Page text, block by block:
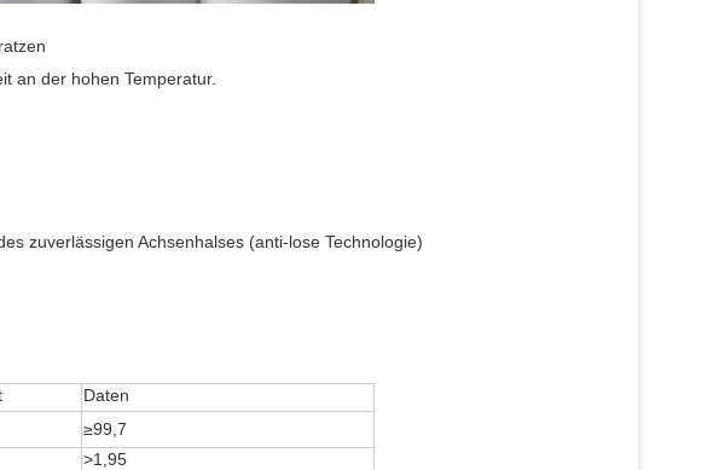
an der hohen Temperatur.
zuverlässigen Achsenhalses (anti-lose Technologie)
Daten
≥99,7
>1,95